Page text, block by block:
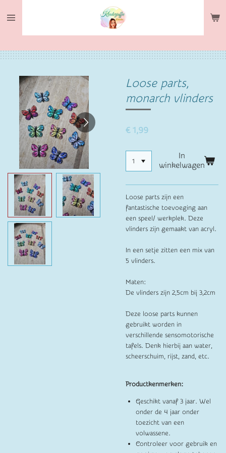
direct
hoofdinhoud
Loose parts,
monarch vlinders
€ 1,99
In
winkelwagen
Loose parts zijn een
fantastische toevoeging aan
een speel/ werkplek. Deze
vlinders zijn gemaakt van acryl.
In een setje zitten een mix van
5 vlinders.
Maten:
De vlinders zijn 2,5cm bij 3,2cm
Deze loose parts kunnen
gebruikt worden in
verschillende sensomotorische
tafels. Denk hierbij aan water,
scheerschuim, rijst, zand, etc.
Productkenmerken:
Geschikt vanaf 3 jaar. Wel
onder de 4 jaar onder
toezicht van een
volwassene.
Controleer voor gebruik en